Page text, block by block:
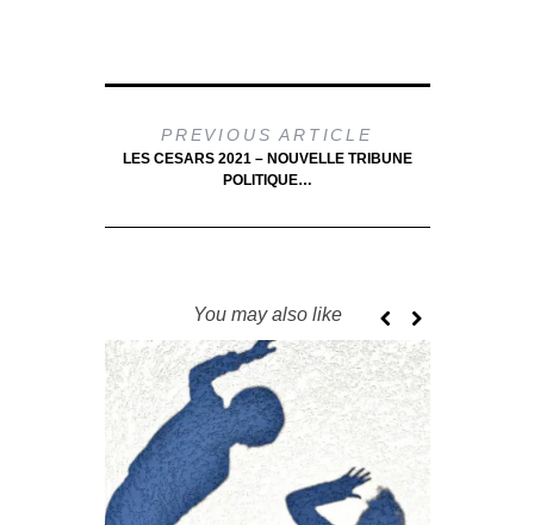
PREVIOUS ARTICLE
LES CESARS 2021 – NOUVELLE TRIBUNE
POLITIQUE…
You may also like